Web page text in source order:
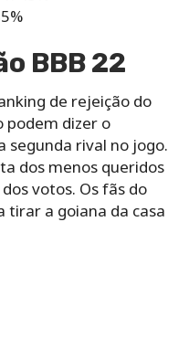
BBB 22
de rejeição do
podem dizer o
segunda rival no jogo.
dos menos queridos
votos. Os fãs do
tirar a goiana da casa